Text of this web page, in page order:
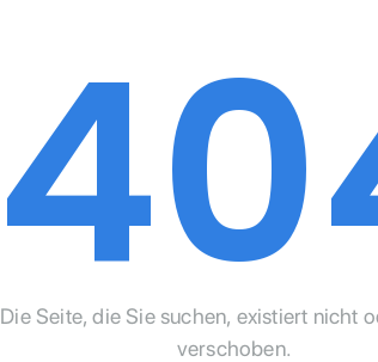
Die Seite, die Sie suchen, existiert nicht
verschoben.